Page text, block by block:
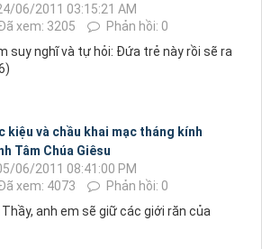
06/2011 03:15:21 AM
xem: 3205
Phản hồi: 0
suy nghĩ và tự hỏi: Đứa trẻ này rồi sẽ ra
kiệu và chầu khai mạc tháng kính
Tâm Chúa Giêsu
06/2011 08:41:00 PM
xem: 4073
Phản hồi: 0
anh em sẽ giữ các giới răn của